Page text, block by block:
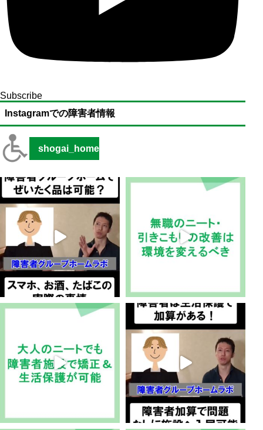
Subscribe
Instagramでの障害者情報
shogai_home